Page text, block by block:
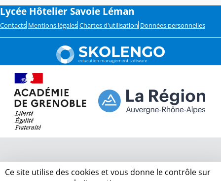
Lycée Hôtelier Savoie Léman
Contacts Mentions légales Chartes d'utilisation Données personnelles
Ce site utilise des cookies et vous donne le contrôle sur